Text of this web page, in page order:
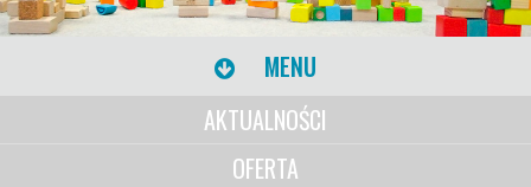
MENU
AKTUALNOŚCI
OFERTA